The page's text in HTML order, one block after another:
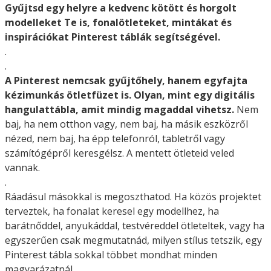
Gyűjtsd egy helyre a kedvenc kötött és horgolt
modelleket Te is, fonalötleteket, mintákat és
inspirációkat Pinterest táblák segítségével.
.
.
A Pinterest nemcsak gyűjtőhely, hanem egyfajta
kézimunkás ötletfüzet is. Olyan, mint egy digitális
hangulattábla, amit mindig magaddal vihetsz. Nem
baj, ha nem otthon vagy, nem baj, ha másik eszközről
nézed, nem baj, ha épp telefonról, tabletről vagy
számítógépről keresgélsz. A mentett ötleteid veled
vannak.
.
Ráadásul másokkal is megoszthatod. Ha közös projektet
terveztek, ha fonalat keresel egy modellhez, ha
barátnőddel, anyukáddal, testvéreddel ötleteltek, vagy ha
egyszerűen csak megmutatnád, milyen stílus tetszik, egy
Pinterest tábla sokkal többet mondhat minden